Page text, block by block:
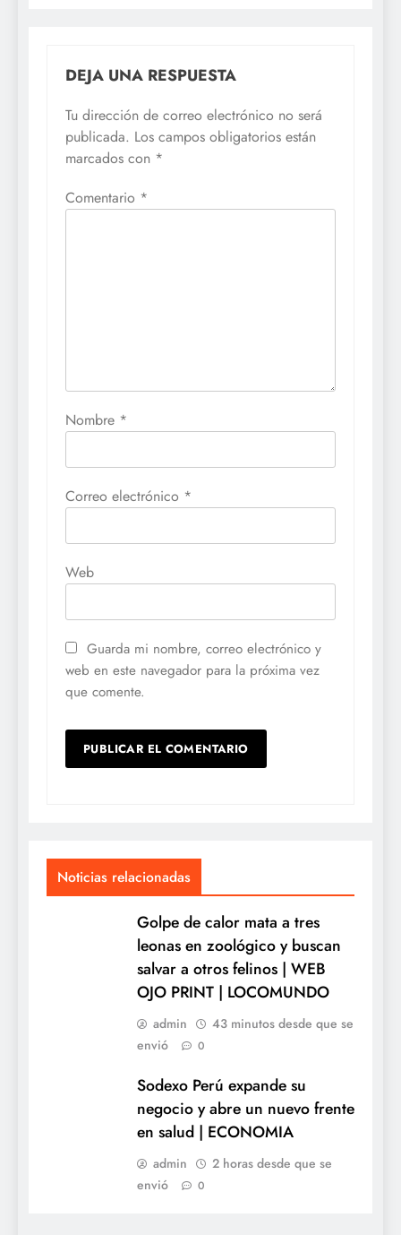
DEJA UNA RESPUESTA
Tu dirección de correo electrónico no será
publicada. Los campos obligatorios están
marcados con *
Comentario *
Nombre *
Correo electrónico *
Web
Guarda mi nombre, correo electrónico y
web en este navegador para la próxima vez
que comente.
Noticias relacionadas
Golpe de calor mata a tres
leonas en zoológico y buscan
salvar a otros felinos | WEB
OJO PRINT | LOCOMUNDO
admin
43 minutos desde que se
envió
0
Sodexo Perú expande su
negocio y abre un nuevo frente
en salud | ECONOMIA
admin
2 horas desde que se
envió
0